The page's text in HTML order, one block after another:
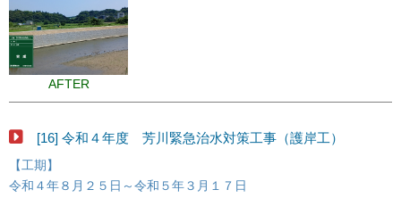
AFTER
[16] 令和４年度 芳川緊急治水対策工事（護岸工）
【工期】
令和４年８月２５日～令和５年３月１７日